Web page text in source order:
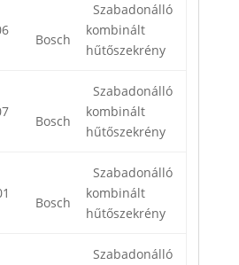
Bosch
Szabadonálló
kombinált
hűtőszekrény
Bosch
Szabadonálló
kombinált
hűtőszekrény
Bosch
Szabadonálló
kombinált
hűtőszekrény
Szabadonálló